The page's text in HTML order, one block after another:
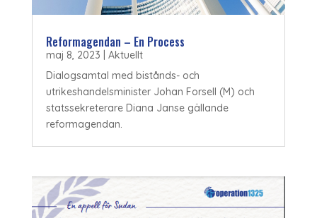
Reformagendan – En Process
maj 8, 2023
Aktuellt
Dialogsamtal med bistånds- och
utrikeshandelsminister Johan Forsell (M) och
statssekreterare Diana Janse gällande
reformagendan.